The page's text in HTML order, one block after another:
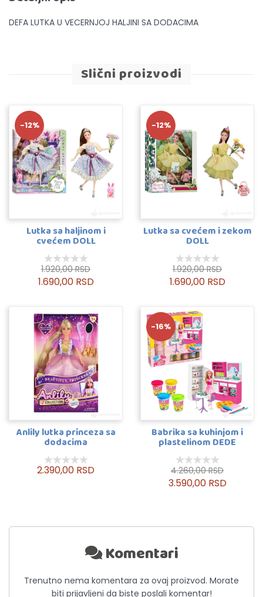
DEFA LUTKA U VECERNJOJ HALJINI SA DODACIMA
Slični proizvodi
-12%
Lutka sa haljinom i
cvećem DOLL
1.920,00 RSD
1.690,00 RSD
-12%
Lutka sa cvećem i zekom
DOLL
1.920,00 RSD
1.690,00 RSD
Anlily lutka princeza sa
dodacima
2.390,00 RSD
-16%
Babrika sa kuhinjom i
plastelinom DEDE
4.260,00 RSD
3.590,00 RSD
Komentari
Trenutno nema komentara za ovaj proizvod. Morate
biti prijavljeni da biste poslali komentar!